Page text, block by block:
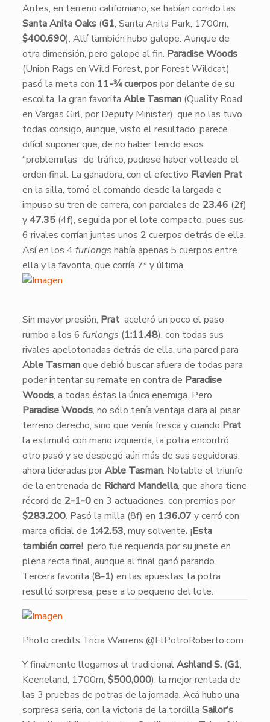
​Antes, en terreno californiano, se habían corrido las
Santa Anita Oaks(G1, Santa Anita Park, 1700m,
$400.690). Allí también hubo galope. Aunque de
otra dimensión, pero galope al fin. Paradise Woods
(Union Rags en Wild Forest, por Forest Wildcat)
pasó la meta con 11-¾ cuerpospor delante de su
escolta, la gran favorita Able Tasman(Quality Road
en Vargas Girl, por Deputy Minister), que no las tuvo
todas consigo, aunque, visto el resultado, parece
difícil suponer que, de no haber tenido esos
“problemitas” de tráfico, pudiese haber volteado el
orden final. La ganadora, con el efectivo Flavien Prat
en la silla, tomó el comando desde la largada e
impuso su tren de carrera, con parciales de 23.46 (2f)
y47.35(4f), seguida por el lote compacto, pues sus
6 rivales corrían juntas unos 2 cuerpos detrás de ella.
Así en los 4 furlongs había apenas 5 cuerpos entre
ella y la favorita, que corría 7ª y última.
​​Sin mayor presión, Prat aceleró un poco el paso
rumbo a los 6 furlongs (1:11.48), con todas sus
rivales apelotonadas detrás de ella, una pared para
Able Tasmanque debió buscar afuera de todas para
poder intentar su remate en contra de Paradise
Woods, a todas éstas la única enemiga. Pero
Paradise Woods, no sólo tenía ventaja clara al pisar
terreno derecho, sino que venía fresca y cuando Prat
la estimuló con mano izquierda, la potra encontró
otro pasó y se despegó aún más de sus seguidoras,
ahora lideradas porAble Tasman. Notable el triunfo
de la entrenada de Richard Mandella, que ahora tiene
récord de 2-1-0en 3 actuaciones, con premios por
$283.200. Pasó la milla (8f) en 1:36.07 y cerró con
marca oficial de 1:42.53, muy solvente. ¡Esta
también corre!, pero fue requerida por su jinete en
plena recta final, aunque al final ganó parando.
Tercera favorita (8-1) en las apuestas, la potra
resultó sorpresa, pese a lo pequeño del lote.
Photo credits Tricia Warrens @ElPotroRoberto.com
​Y finalmente llegamos al tradicionalAshland S.(G1,
Keeneland, 1700m, $500,000), la mejor rentada de
las 3 pruebas de potras de la jornada. Acá hubo una
sorpresa seria, con la victoria de la tordilla Sailor’s